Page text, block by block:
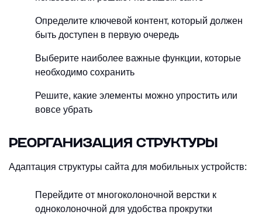
Определите ключевой контент, который должен
быть доступен в первую очередь
Выберите наиболее важные функции, которые
необходимо сохранить
Решите, какие элементы можно упростить или
вовсе убрать
РЕОРГАНИЗАЦИЯ СТРУКТУРЫ
Адаптация структуры сайта для мобильных устройств:
Перейдите от многоколоночной верстки к
одноколоночной для удобства прокрутки